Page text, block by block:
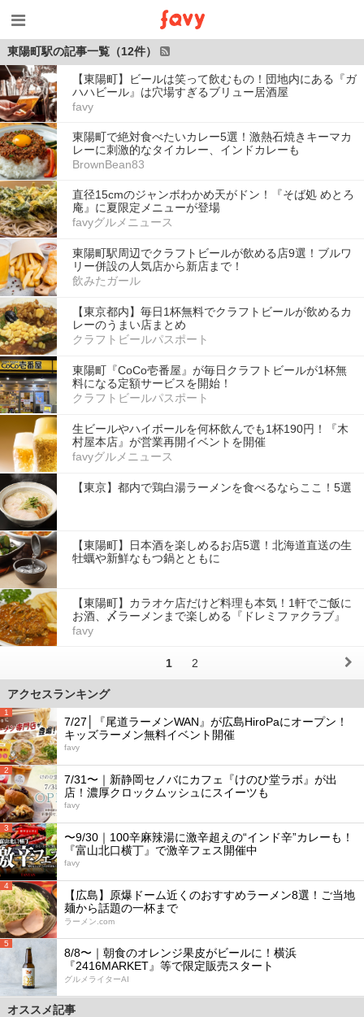
東陽町駅の記事一覧（12件）
【東陽町】ビールは笑って飲むもの！団地内にある『ガ
ハハビール』は穴場すぎるブリュー居酒屋
favy
東陽町で絶対食べたいカレー5選！激熱石焼きキーマカ
レーに刺激的なタイカレー、インドカレーも
BrownBean83
直径15cmのジャンボわかめ天がドン！『そば処 めとろ
庵』に夏限定メニューが登場
favyグルメニュース
東陽町駅周辺でクラフトビールが飲める店9選！ブルワ
リー併設の人気店から新店まで！
飲みたガール
【東京都内】毎日1杯無料でクラフトビールが飲めるカ
レーのうまい店まとめ
クラフトビールパスポート
東陽町『CoCo壱番屋』が毎日クラフトビールが1杯無
料になる定額サービスを開始！
クラフトビールパスポート
生ビールやハイボールを何杯飲んでも1杯190円！『木
村屋本店』が営業再開イベントを開催
favyグルメニュース
【東京】都内で鶏白湯ラーメンを食べるならここ！5選
【東陽町】日本酒を楽しめるお店5選！北海道直送の生
牡蠣や新鮮なもつ鍋とともに
【東陽町】カラオケ店だけど料理も本気！1軒でご飯に
お酒、〆ラーメンまで楽しめる『ドレミファクラブ』
favy
1 2
アクセスランキング
1
7/27│『尾道ラーメンWAN』が広島HiroPaにオープン！
キッズラーメン無料イベント開催
favy
2
7/31〜｜新静岡セノバにカフェ『けのひ堂ラボ』が出
店！濃厚クロックムッシュにスイーツも
favy
3
〜9/30｜100辛麻辣湯に激辛超えの“インド辛”カレーも！
『富山北口横丁』で激辛フェス開催中
favy
4
【広島】原爆ドーム近くのおすすめラーメン8選！ご当地
麺から話題の一杯まで
ラーメン.com
5
8/8〜｜朝食のオレンジ果皮がビールに！横浜
『2416MARKET』等で限定販売スタート
グルメライターAI
オススメ記事